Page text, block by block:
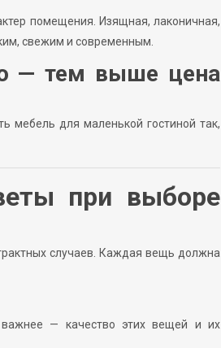
помещения. Изящная, лаконичная,
свежим и современным.
— тем выше цена
мебель для маленькой гостиной так,
при выборе
случаев. Каждая вещь должна
— качество этих вещей и их